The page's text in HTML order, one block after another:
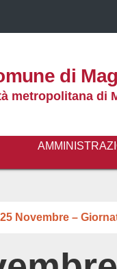
di
metropolitana di
25 Novembre –